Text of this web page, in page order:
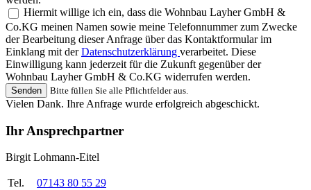
Hiermit willige ich ein, dass die Wohnbau Layher GmbH &
Co.KG meinen Namen sowie meine Telefonnummer zum Zwecke
der Bearbeitung dieser Anfrage über das Kontaktformular im
Einklang mit derDatenschutzerklärung verarbeitet. Diese
Einwilligung kann jederzeit für die Zukunft gegenüber der
Wohnbau Layher GmbH & Co.KG widerrufen werden.
Senden Bitte füllen Sie alle Pflichtfelder aus.
Vielen Dank. Ihre Anfrage wurde erfolgreich abgeschickt.
Ihr Ansprechpartner
Birgit Lohmann-Eitel
Tel.
07143 80 55 29